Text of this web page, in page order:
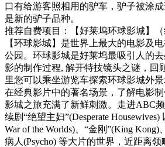
口有给游客照相用的驴车，驴子被涂
是新的驴子品种。
推荐自费项目：【好莱坞环球影城】（
【环球影城】是世界上最大的电影及
公园。环球影城是好莱坞最吸引人的
影的制作过程, 解开特技镜头之谜，回
里您可以乘坐游览车探索环球影城外
在经典影片中的著名场景，了解电影
影城之旅充满了新鲜刺激。走进ABC
续剧“绝望主妇”(Desperate
War of the Worlds)、“金刚”(King Kong)
病人(Psycho) 等大片的世界，近距离领